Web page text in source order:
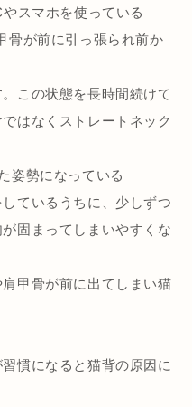
スマホを使っている
骨が前に引っ張られ前か
この状態を長時間続けて
はなくストレートネック
姿勢になっている
ているうちに、少しずつ
固まってしまいやすくな
甲骨が前に出てしまい猫
慣になると猫背の原因に